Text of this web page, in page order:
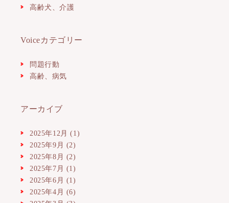
高齢犬、介護
Voiceカテゴリー
問題行動
高齢、病気
アーカイブ
2025年12月 (1)
2025年9月 (2)
2025年8月 (2)
2025年7月 (1)
2025年6月 (1)
2025年4月 (6)